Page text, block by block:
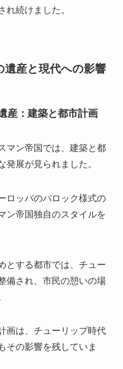
れ続けました。
遺産と現代への影響
産：建築と都市計画
マン帝国では、建築と都
発展が見られました。
ロッパのバロック様式の
ン帝国独自のスタイルを
とする都市では、チュー
備され、市民の憩いの場
画は、チューリップ時代
その影響を残していま